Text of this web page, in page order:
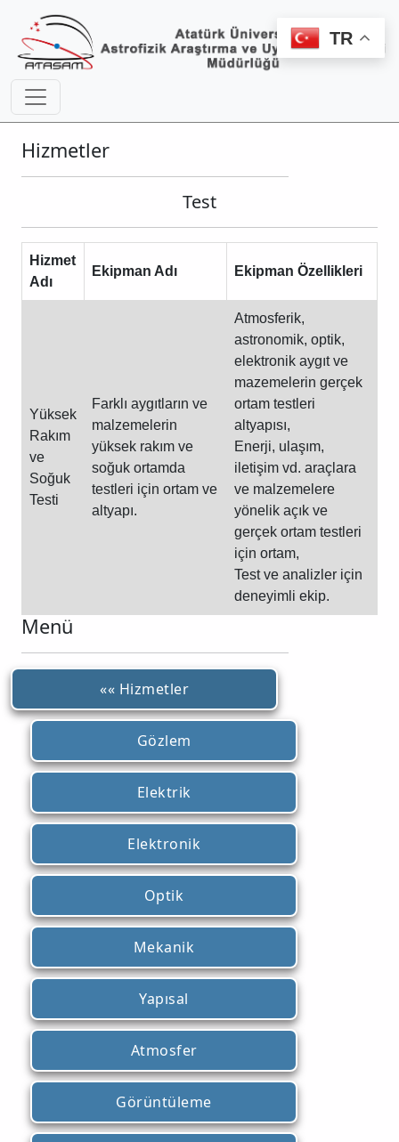
Hizmetler
Test
Hizmet
Adı
Ekipman Adı Ekipman Özellikleri
Yüksek
Rakım
ve
Soğuk
Testi
Farklı aygıtların ve
malzemelerin
yüksek rakım ve
soğuk ortamda
testleri için ortam ve
altyapı.
Atmosferik,
astronomik, optik,
elektronik aygıt ve
mazemelerin gerçek
ortam testleri
altyapısı,
Enerji, ulaşım,
iletişim vd. araçlara
ve malzemelere
yönelik açık ve
gerçek ortam testleri
için ortam,
Test ve analizler için
deneyimli ekip.
Menü
«« Hizmetler
Gözlem
Elektrik
Elektronik
Optik
Mekanik
Yapısal
Atmosfer
Görüntüleme
TR